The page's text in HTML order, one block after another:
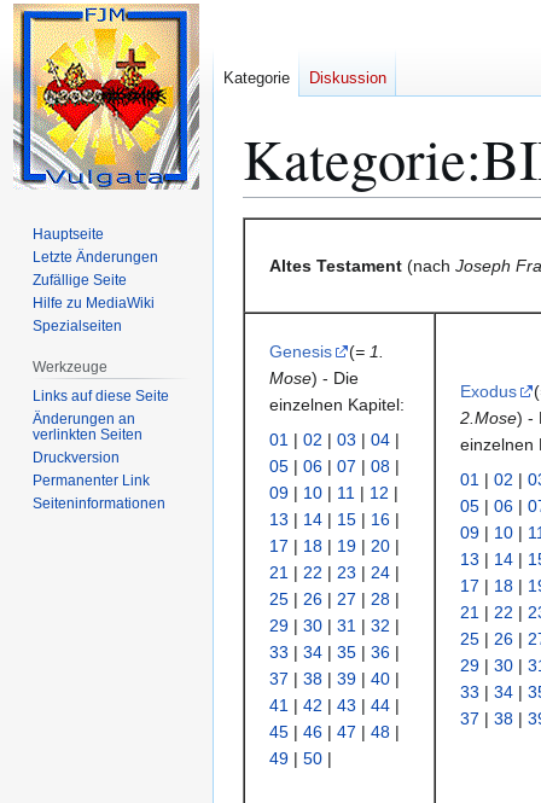
Kategorie:
Navigation
SucheAltes Testament (nach Joseph
Genesis (= 1.
Mose) - Die
einzelnen Kapitel:
01 | 02 | 03 | 04 |
05 | 06 | 07 | 08 |
09 | 10 | 11 | 12 |
13 | 14 | 15 | 16 |
17 | 18 | 19 | 20 |
21 | 22 | 23 | 24 |
25 | 26 | 27 | 28 |
29 | 30 | 31 | 32 |
33 | 34 | 35 | 36 |
37 | 38 | 39 | 40 |
41 | 42 | 43 | 44 |
45 | 46 | 47 | 48 |
49 | 50 |
Exodus (
2.Mose) -
einzelnen
01 | 02 |
05 | 06 |
09 | 10 |
13 | 14 |
17 | 18 |
21 | 22 |
25 | 26 |
29 | 30 |
33 | 34 |
37 | 38 |
Kategorie Diskussion
Hauptseite
Letzte Änderungen
Zufällige Seite
Hilfe zu MediaWiki
Spezialseiten
Werkzeuge
Links auf diese Seite
Änderungen an
verlinkten Seiten
Druckversion
Permanenter Link
Seiten­­informationen